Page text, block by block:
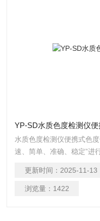
YP-SD水质色度检测仪
水质色度检测仪便携式色
速、简单、准确、稳定”进
户获得精细的数据，可更
防，及时避免损失。
更新时间： 2025-11-13
浏览量： 1422